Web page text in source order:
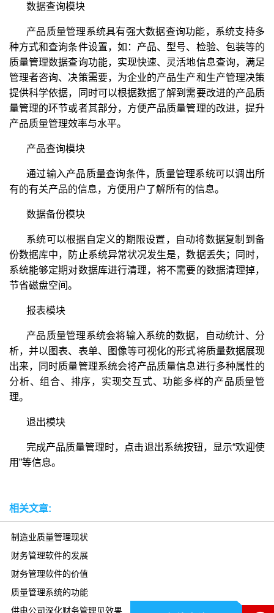
数据查询模块
产品质量管理系统具有强大数据查询功能，系统支持多
种方式和查询条件设置，如：产品、型号、检验、包装等的
质量管理数据查询功能，实现快速、灵活地信息查询，满足
管理者咨询、决策需要，为企业的产品生产和生产管理决策
提供科学依据，同时可以根据数据了解到需要改进的产品质
量管理的环节或者其部分，方便产品质量管理的改进，提升
产品质量管理效率与水平。
产品查询模块
通过输入产品质量查询条件，质量管理系统可以调出所
有的有关产品的信息，方便用户了解所有的信息。
数据备份模块
系统可以根据自定义的期限设置，自动将数据复制到备
份数据库中，防止系统异常状况发生是，数据丢失；同时，
系统能够定期对数据库进行清理，将不需要的数据清理掉，
节省磁盘空间。
报表模块
产品质量管理系统会将输入系统的数据，自动统计、分
析，并以图表、表单、图像等可视化的形式将质量数据展现
出来，同时质量管理系统会将产品质量信息进行多种属性的
分析、组合、排序，实现交互式、功能多样的产品质量管
理。
退出模块
完成产品质量管理时，点击退出系统按钮，显示“欢迎使
用”等信息。
相关文章:
制造业质量管理现状
财务管理软件的发展
财务管理软件的价值
质量管理系统的功能
供电公司深化财务管理见效果